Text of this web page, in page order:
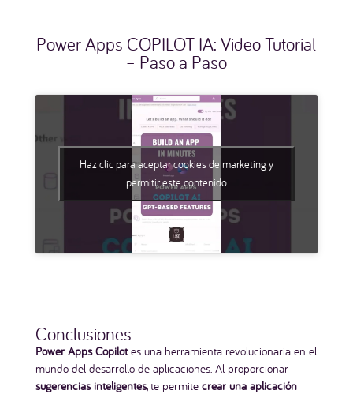
Power Apps COPILOT IA: Video Tutorial
– Paso a Paso
Haz clic para aceptar cookies de marketing y
permitir este contenido
Conclusiones
Power Apps Copilotes una herramienta revolucionaria en el
mundo del desarrollo de aplicaciones. Al proporcionar
sugerencias inteligentes, te permite crear una aplicación